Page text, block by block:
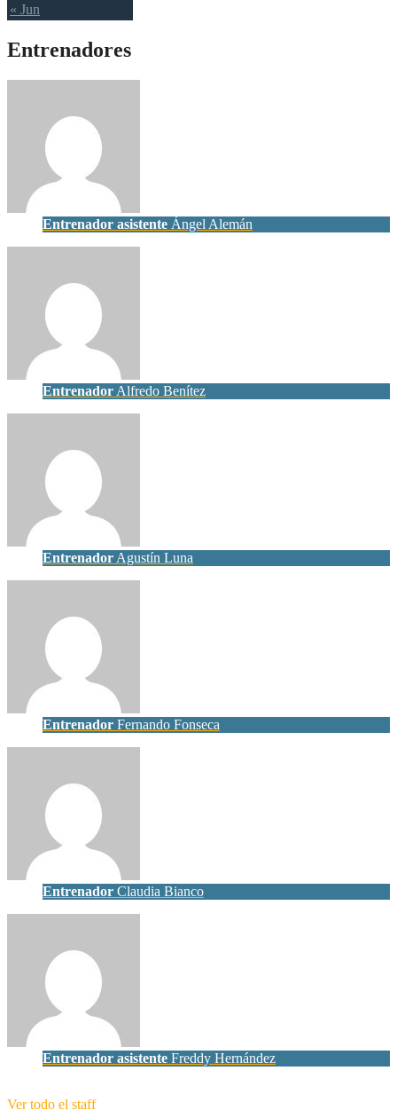
« Jun
Entrenadores
Entrenador asistente Ángel Alemán
Entrenador Alfredo Benítez
Entrenador Agustín Luna
Entrenador Fernando Fonseca
Entrenador Claudia Bianco
Entrenador asistente Freddy Hernández
Ver todo el staff